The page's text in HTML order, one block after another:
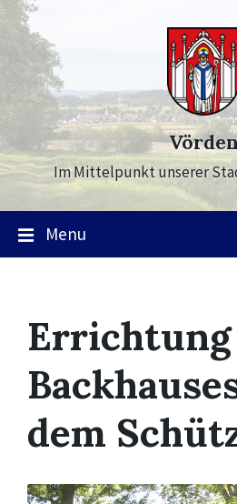
Skip
to
content
Skip
to
main
navigation
Skip
to
footer
Im Mittelpunkt unserer
Menu
Errichtung
dem